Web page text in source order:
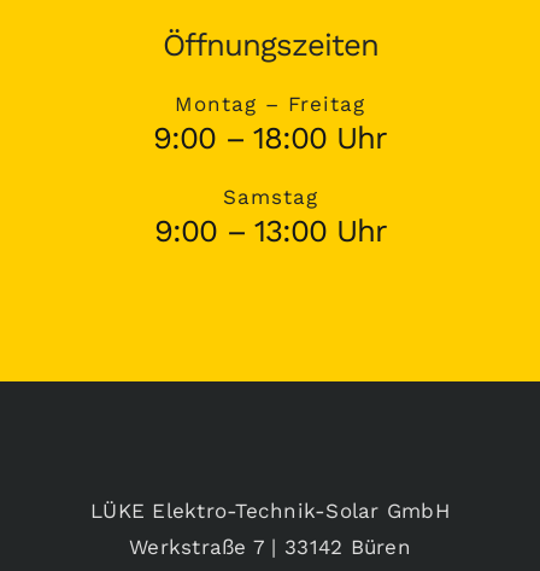
Öffnungszeiten
Montag – Freitag
9:00 – 18:00 Uhr
Samstag
9:00 – 13:00 Uhr
LÜKE Elektro-Technik-Solar GmbH
Werkstraße 7 | 33142 Büren